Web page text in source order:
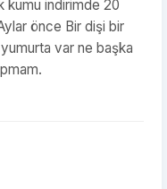
kumu indirimde 20
önce Bir dişi bir
var ne başka